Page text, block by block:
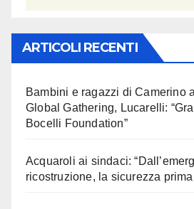
ARTICOLI RECENTI
Bambini e ragazzi di Camerino
Global Gathering, Lucarelli:
Bocelli Foundation”
Acquaroli ai sindaci:
ricostruzione, la sicurezza prima